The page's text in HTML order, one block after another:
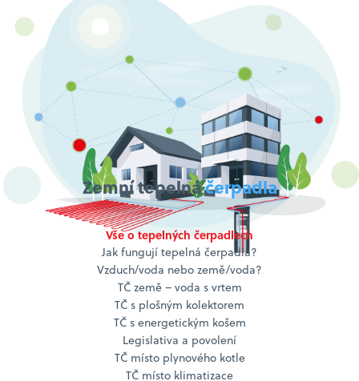
Zemní tepelnáčerpadla
Vše o tepelných čerpadlech
Jak fungují tepelná čerpadla?
Vzduch/voda nebo země/voda?
TČ země – voda s vrtem
TČ s plošným kolektorem
TČ s energetickým košem
Legislativa a povolení
TČ místo plynového kotle
TČ místo klimatizace